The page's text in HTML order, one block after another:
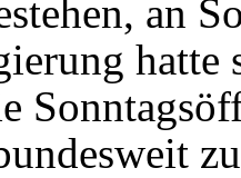
an